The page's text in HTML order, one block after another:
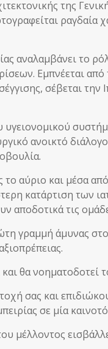
της
ραγδαία
αναλαμβάνει το
Εμπνέεται
σέβεται
υγειονομικού
ανοικτό
αύριο και μέσα
κατάρτιση των
αποδοτικά τις
γραμμή άμυνας
θα νοηματοδοτεί
σας και
σε μία
μέλλοντος